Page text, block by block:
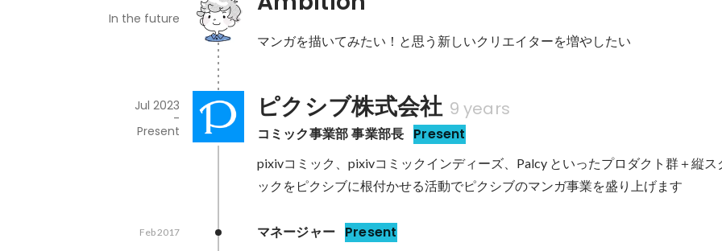
In the future
マンガを描いてみたい！と思う新しいクリエイターを増やしたい
ピクシブ株式会社 9 years
コミック事業部 事業部長 Present
Jul 2023
-
Present
pixivコミック、pixivコミックインディーズ、Palcy といったプロダクト群＋縦ス
ックをピクシブに根付かせる活動でピクシブのマンガ事業を盛り上げます
マネージャー Present
Feb 2017